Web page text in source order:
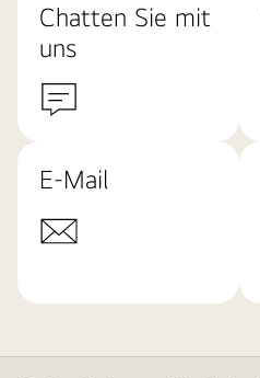
Chatten Sie mit
uns
E-Mail